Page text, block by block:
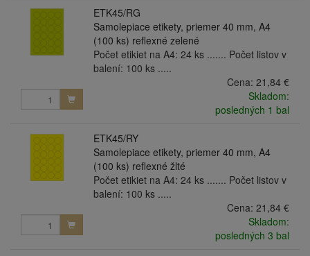
ETK45/RG
Samolepiace etikety, priemer 40 mm, A4
(100 ks) reflexné zelené
Počet etikiet na A4: 24 ks ....... Počet listov v
balení: 100 ks .....
Cena: 21,84 €
Skladom:
posledných 1 bal
ETK45/RY
Samolepiace etikety, priemer 40 mm, A4
(100 ks) reflexné žlté
Počet etikiet na A4: 24 ks ....... Počet listov v
balení: 100 ks .....
Cena: 21,84 €
Skladom:
posledných 3 bal